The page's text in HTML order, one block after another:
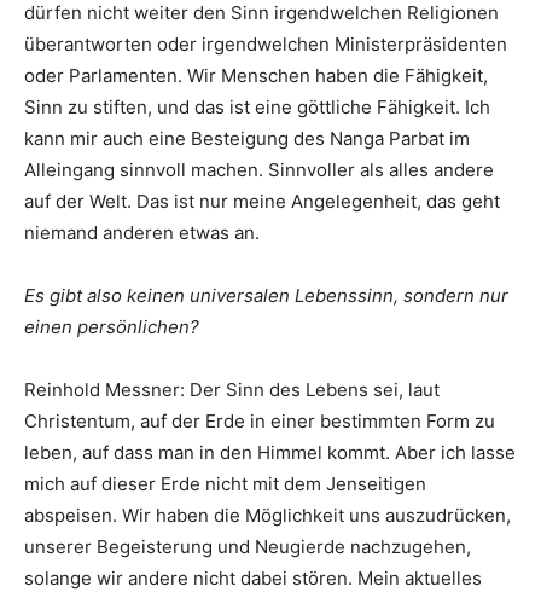
dürfen nicht weiter den Sinn irgendwelchen Religionen
überantworten oder irgendwelchen Ministerpräsidenten
oder Parlamenten. Wir Menschen haben die Fähigkeit,
Sinn zu stiften, und das ist eine göttliche Fähigkeit. Ich
kann mir auch eine Besteigung des Nanga Parbat im
Alleingang sinnvoll machen. Sinnvoller als alles andere
auf der Welt. Das ist nur meine Angelegenheit, das geht
niemand anderen etwas an.
Es gibt also keinen universalen Lebenssinn, sondern nur
einen persönlichen?
Reinhold Messner: Der Sinn des Lebens sei, laut
Christentum, auf der Erde in einer bestimmten Form zu
leben, auf dass man in den Himmel kommt. Aber ich lasse
mich auf dieser Erde nicht mit dem Jenseitigen
abspeisen. Wir haben die Möglichkeit uns auszudrücken,
unserer Begeisterung und Neugierde nachzugehen,
solange wir andere nicht dabei stören. Mein aktuelles